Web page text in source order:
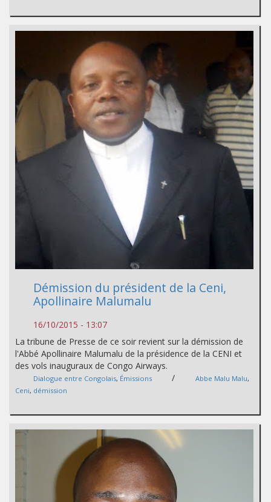
Démission du président de la Ceni,
Apollinaire Malumalu
16/10/2015 - 13:07
La tribune de Presse de ce soir revient sur la démission de
l'Abbé Apollinaire Malumalu de la présidence de la CENI et
des vols inauguraux de Congo Airways.
Dialogue entre Congolais, Émissions / Abbe Malu Malu,
Ceni, démission